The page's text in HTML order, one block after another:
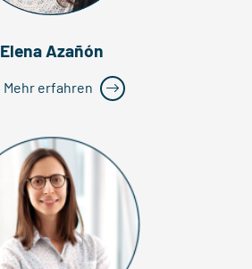
Elena Azañón
Mehr erfahren